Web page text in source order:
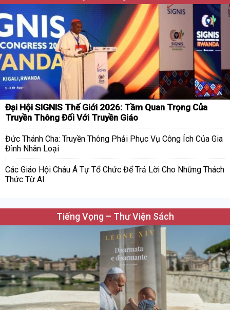
Đại Hội SIGNIS Thế Giới 2026: Tầm Quan Trọng Của
Truyền Thông Đối Với Truyền Giáo
Đức Thánh Cha: Truyền Thông Phải Phục Vụ Công Ích Của Gia
Đình Nhân Loại
Các Giáo Hội Châu Á Tự Tổ Chức Để Trả Lời Cho Những Thách
Thức Từ AI
Tiếng Vọng – Thư Viện Sách